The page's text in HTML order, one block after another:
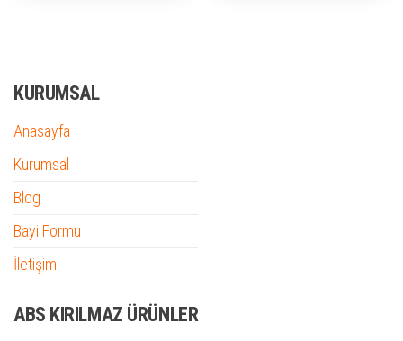
KURUMSAL
Anasayfa
Kurumsal
Blog
Bayi Formu
İletişim
ABS KIRILMAZ ÜRÜNLER